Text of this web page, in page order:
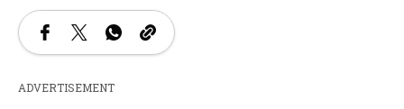
ADVERTISEMENT